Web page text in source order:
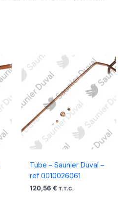
Tube – Saunier Duval –
ref 0010026061
120,56 € T.T.C.